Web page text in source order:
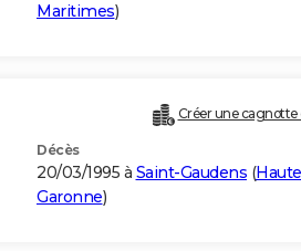
Maritimes)
Créer une cagnotte
Décès
20/03/1995 à Saint-Gaudens (
Garonne)